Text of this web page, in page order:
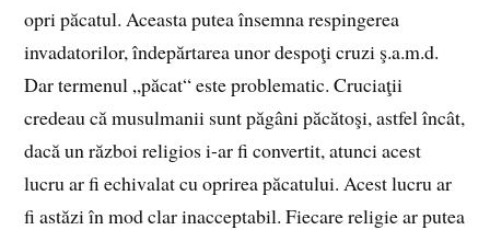
opri păcatul. Aceasta putea însemna respingerea
invadatorilor, îndepărtarea unor despoţi cruzi ş.a.m.d.
Dar termenul „păcat“ este problematic. Cruciaţii
credeau că musulmanii sunt păgâni păcătoşi, astfel încât,
dacă un război religios i-ar fi convertit, atunci acest
lucru ar fi echivalat cu oprirea păcatului. Acest lucru ar
fi astăzi în mod clar inacceptabil. Fiecare religie ar putea